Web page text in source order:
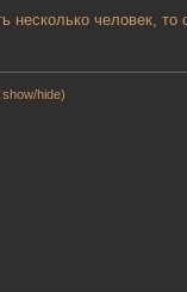
человек,
hide)